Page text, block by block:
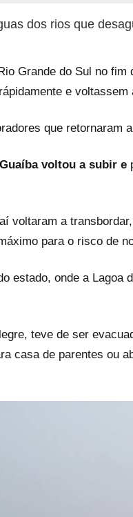
dos rios que
Grande do Sul no
e
que retornaram
Guaíba voltou a subir e
voltaram a
para o risco de
estado, onde a Lagoa
teve de ser
casa de parentes ou